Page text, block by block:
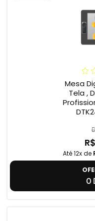
Mesa
Tela ,
Até 12x de
0